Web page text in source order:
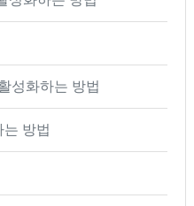
성화하는 방법
방법